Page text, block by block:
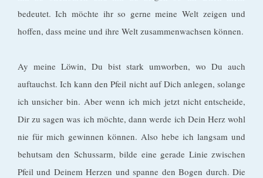
bedeutet. Ich möchte ihr so gerne meine Welt zeigen und
hoffen, dass meine und ihre Welt zusammenwachsen können.
Ay meine Löwin, Du bist stark umworben, wo Du auch
auftauchst. Ich kann den Pfeil nicht auf Dich anlegen, solange
ich unsicher bin. Aber wenn ich mich jetzt nicht entscheide,
Dir zu sagen was ich möchte, dann werde ich Dein Herz wohl
nie für mich gewinnen können. Also hebe ich langsam und
behutsam den Schussarm, bilde eine gerade Linie zwischen
Pfeil und Deinem Herzen und spanne den Bogen durch. Die